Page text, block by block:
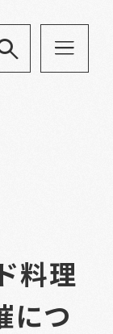
料理
につ